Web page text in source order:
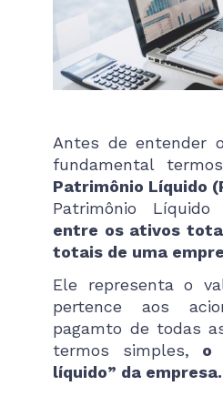
Antes de entender
fundamental
Patrimônio Líquido
Patrimônio
entre os ativos
totais de uma
Ele representa o
pertence aos
pagamto de todas
termos simples, o
líquido” da empresa.